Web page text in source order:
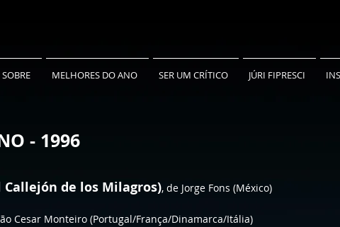
SOBRE MELHORES DO ANO SER UM CRÍTICO JÚRI FIPRESCI
- 1996
Callejón de los Milagros), de Jorge Fons (México)
Cesar Monteiro (Portugal/França/Dinamarca/Itália)